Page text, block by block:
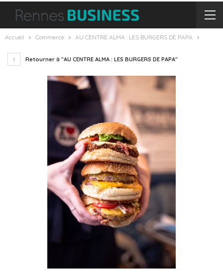
Accueil Commerce AU CENTRE ALMA : LES BURGERS DE PAPA
Retourner à "AU CENTRE ALMA : LES BURGERS DE PAPA"